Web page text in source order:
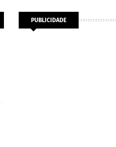
PUBLICIDADE